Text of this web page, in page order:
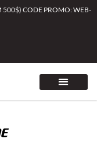
500$) CODE PROMO: WEB-